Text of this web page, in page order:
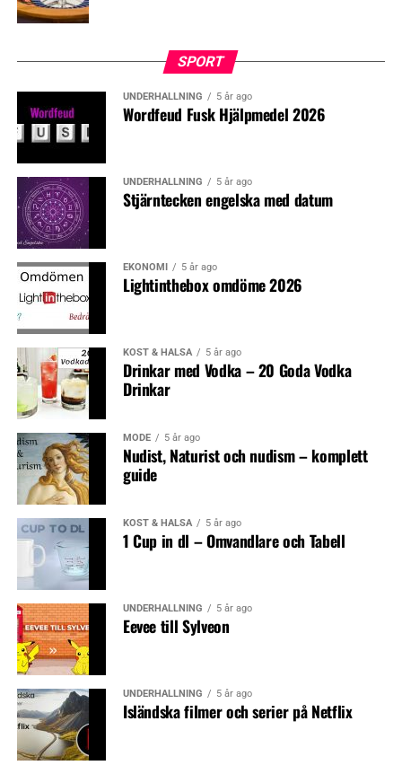
SPORT
UNDERHÅLLNING 5 år ago
Wordfeud Fusk Hjälpmedel 2026
UNDERHÅLLNING 5 år ago
Stjärntecken engelska med datum
EKONOMI 5 år ago
Lightinthebox omdöme 2026
KOST & HÄLSA 5 år ago
Drinkar med Vodka – 20 Goda Vodka
Drinkar
MODE 5 år ago
Nudist, Naturist och nudism – komplett
guide
KOST & HÄLSA 5 år ago
1 Cup in dl – Omvandlare och Tabell
UNDERHÅLLNING 5 år ago
Eevee till Sylveon
UNDERHÅLLNING 5 år ago
Isländska filmer och serier på Netflix